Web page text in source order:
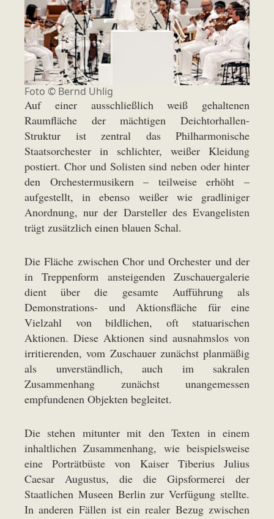
Foto © Bernd Uhlig
Auf einer ausschließlich weiß gehaltenen
Raumfläche der mächtigen Deichtorhallen-
Struktur ist zentral das Philharmonische
Staatsorchester in schlichter, weißer Kleidung
postiert. Chor und Solisten sind neben oder hinter
den Orchestermusikern – teilweise erhöht –
aufgestellt, in ebenso weißer wie gradliniger
Anordnung, nur der Darsteller des Evangelisten
trägt zusätzlich einen blauen Schal.
Die Fläche zwischen Chor und Orchester und der
in Treppenform ansteigenden Zuschauergalerie
dient über die gesamte Aufführung als
Demonstrations- und Aktionsfläche für eine
Vielzahl von bildlichen, oft statuarischen
Aktionen. Diese Aktionen sind ausnahmslos von
irritierenden, vom Zuschauer zunächst planmäßig
als unverständlich, auch im sakralen
Zusammenhang zunächst unangemessen
empfundenen Objekten begleitet.
Die stehen mitunter mit den Texten in einem
inhaltlichen Zusammenhang, wie beispielsweise
eine Porträtbüste von Kaiser Tiberius Julius
Caesar Augustus, die die Gipsformerei der
Staatlichen Museen Berlin zur Verfügung stellte.
In anderen Fällen ist ein realer Bezug zwischen